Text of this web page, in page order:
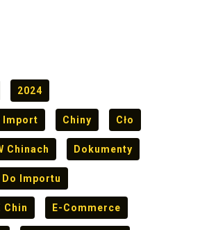
2024
Import Chiny Cło
Chinach Dokumenty
Importu
Chin E-Commerce